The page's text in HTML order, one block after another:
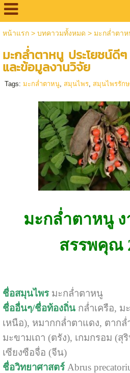
หน้าแรก> บทคาวมทั้งหมด > มะกล่ำตา
มะกล่ำตาหนู ประโยชน์ดี
และข้อมูลงานวิจัย
Tags: มะกล่ำตาหนู, สมุนไพร, สมุนไพรรัก
มะกล่ำตาหนู
สรรพคุณ
ชื่อสมุนไพรมะกล่ำตาหนู
ชื่ออื่นๆ/ชื่อท้องถิ่นกล่ำเครือ, ม
เหนือ), หมากกล่ำตาแดง, ตาก
มะขามเถา (ตรัง), เกมกรอม (สุ
เซียงซือจื่อ (จีน)
ชื่อวิทยาศาสตร์ Abrus